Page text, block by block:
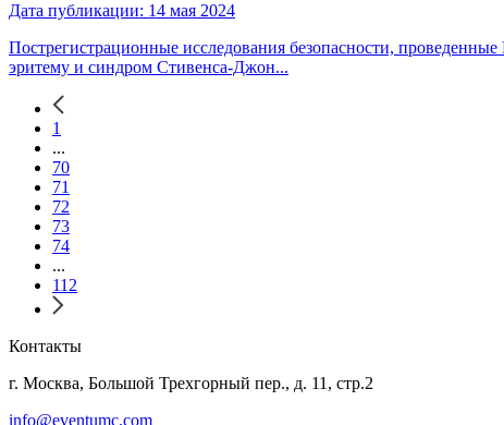
Дата публикации: 14 мая 2024
Пострегистрационные исследования безопасности,
эритему и синдром Стивенса-Джон...
1
...
70
71
72
73
74
...
112
Контакты
г. Москва, Большой Трехгорный пер., д. 11, стр.2
info@eventumc.com